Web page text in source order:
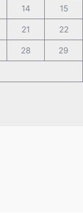
14 15
21 22
28 29